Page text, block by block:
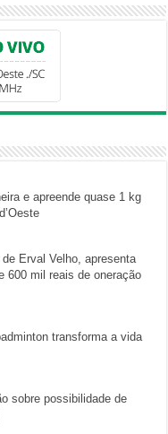
e apreende quase 1 kg
Erval Velho, apresenta
600 mil reais de oneração
transforma a vida
sobre possibilidade de